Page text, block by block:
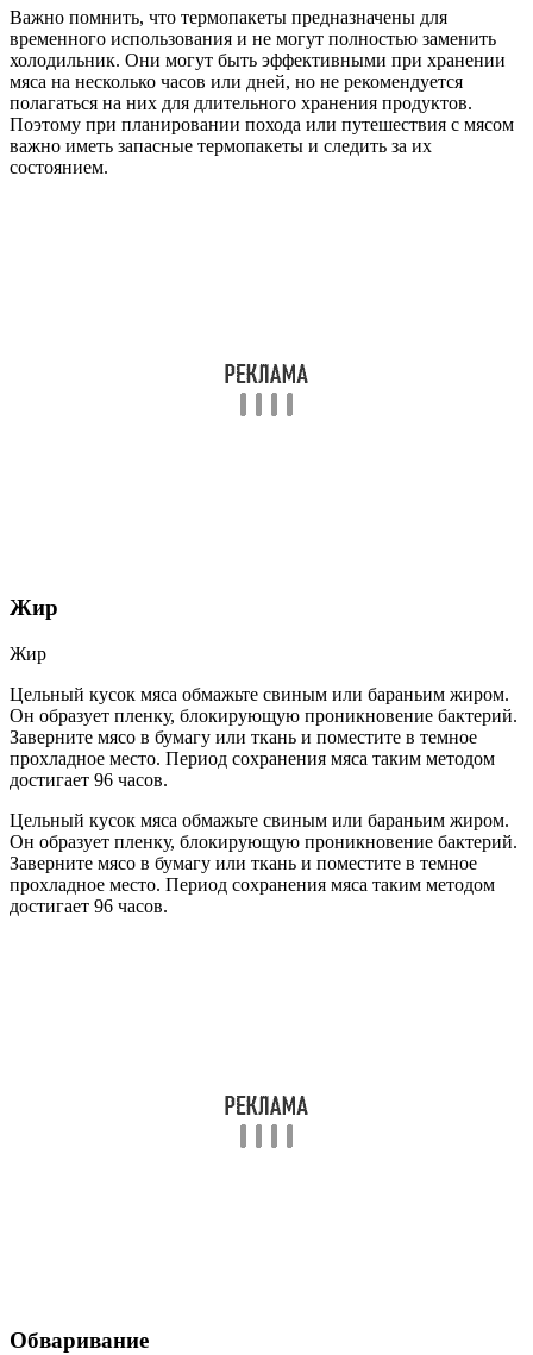
Важно помнить, что термопакеты предназначены для
временного использования и не могут полностью заменить
холодильник. Они могут быть эффективными при хранении
мяса на несколько часов или дней, но не рекомендуется
полагаться на них для длительного хранения продуктов.
Поэтому при планировании похода или путешествия с мясом
важно иметь запасные термопакеты и следить за их
состоянием.
Жир
Жир
Цельный кусок мяса обмажьте свиным или бараньим жиром.
Он образует пленку, блокирующую проникновение бактерий.
Заверните мясо в бумагу или ткань и поместите в темное
прохладное место. Период сохранения мяса таким методом
достигает 96 часов.
Цельный кусок мяса обмажьте свиным или бараньим жиром.
Он образует пленку, блокирующую проникновение бактерий.
Заверните мясо в бумагу или ткань и поместите в темное
прохладное место. Период сохранения мяса таким методом
достигает 96 часов.
Обваривание